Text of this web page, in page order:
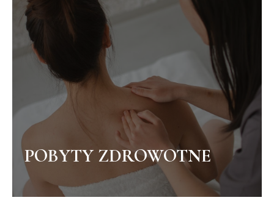
POBYTY ZDROWOTNE
POBYTY ZDROWOTNE
ZOBACZ WIĘCEJ